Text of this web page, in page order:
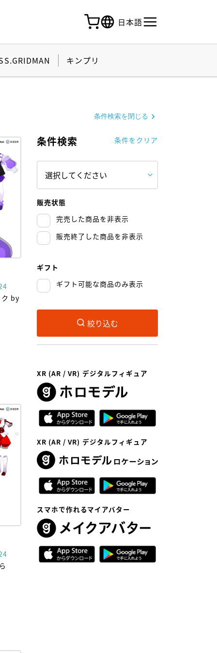
日本語
キンプリ
条件検索を閉じる
by
条件検索 条件をクリア
販売状態
完売した商品を非表示
販売終了した商品を非表示
ギフト
ギフト可能な商品のみ表示
絞り込む
XR (AR / VR) デジタルフィギュア
XR (AR / VR) デジタルフィギュア
スマホで作れるマイアバター